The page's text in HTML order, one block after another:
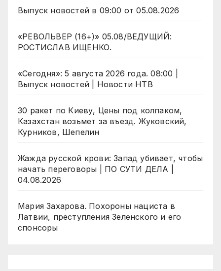
Выпуск новостей в 09:00 от 05.08.2026
«РЕВОЛЬВЕР (16+)» 05.08/ВЕДУЩИЙ:
РОСТИСЛАВ ИЩЕНКО.
«Сегодня»: 5 августа 2026 года. 08:00 |
Выпуск новостей | Новости НТВ
30 ракет по Киеву, Цены под колпаком,
Казахстан возьмет за въезд. Жуковский,
Курников, Шепелин
Жажда русской крови: Запад убивает, чтобы
начать переговоры | ПО СУТИ ДЕЛА |
04.08.2026
Мария Захарова. Похороны нациста в
Латвии, преступления Зеленского и его
спонсоры